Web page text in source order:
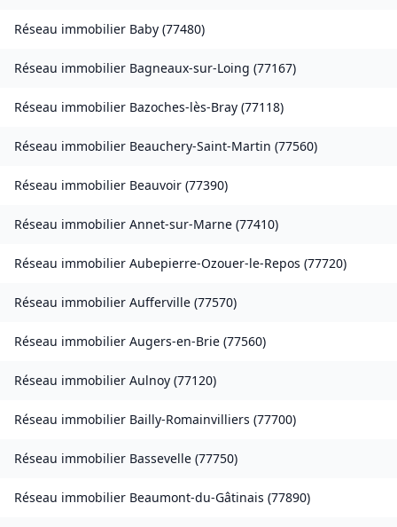
Réseau immobilier Baby (77480)
Réseau immobilier Bagneaux-sur-Loing (77167)
Réseau immobilier Bazoches-lès-Bray (77118)
Réseau immobilier Beauchery-Saint-Martin (77560)
Réseau immobilier Beauvoir (77390)
Réseau immobilier Annet-sur-Marne (77410)
Réseau immobilier Aubepierre-Ozouer-le-Repos (77720)
Réseau immobilier Aufferville (77570)
Réseau immobilier Augers-en-Brie (77560)
Réseau immobilier Aulnoy (77120)
Réseau immobilier Bailly-Romainvilliers (77700)
Réseau immobilier Bassevelle (77750)
Réseau immobilier Beaumont-du-Gâtinais (77890)